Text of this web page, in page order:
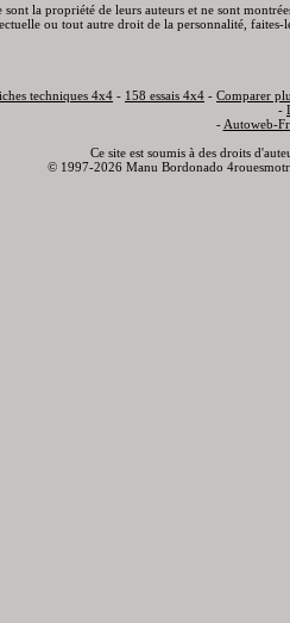
sont la propriété de leurs auteurs et ne sont
ou tout autre droit de la personnalité,
techniques 4x4 - 158 essais 4x4 - Comparer
-
- Autoweb-
Ce site est soumis à des droits
© 1997-2026 Manu Bordonado